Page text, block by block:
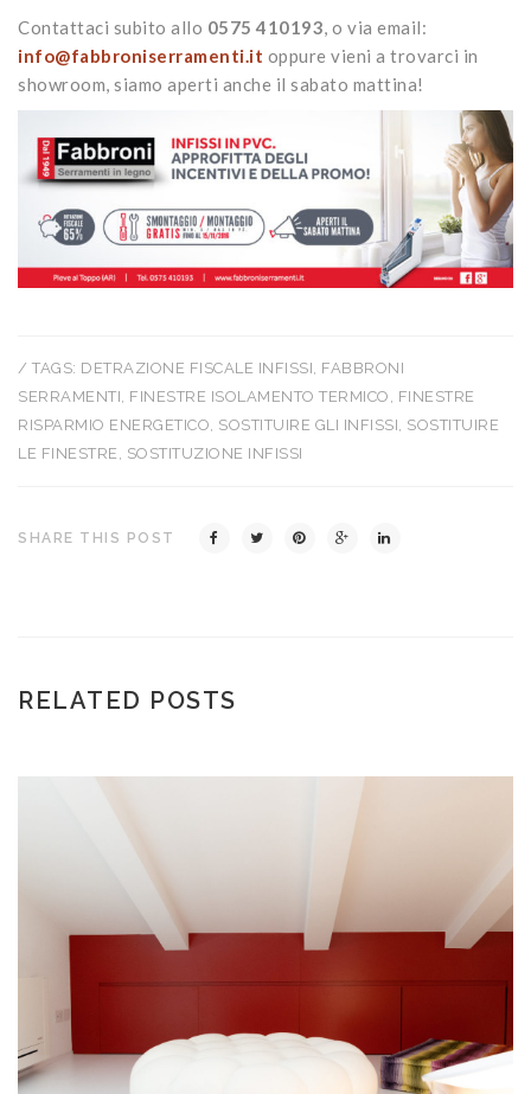
Contattaci subito allo 0575 410193, o via email:
info@fabbroniserramenti.it oppure vieni a trovarci in
showroom, siamo aperti anche il sabato mattina!
/ TAGS: DETRAZIONE FISCALE INFISSI, FABBRONI
SERRAMENTI, FINESTRE ISOLAMENTO TERMICO , FINESTRE
RISPARMIO ENERGETICO, SOSTITUIRE GLI INFISSI, SOSTITUIRE
LE FINESTRE , SOSTITUZIONE INFISSI
SHARE THIS POST
RELATED POSTS